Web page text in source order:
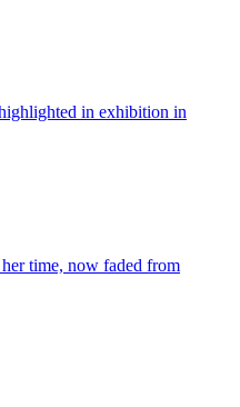
in exhibition in
time, now faded from